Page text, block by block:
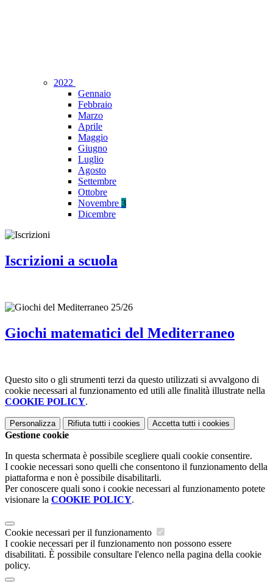
2022
Gennaio
Febbraio
Marzo
Aprile
Maggio
Giugno
Luglio
Agosto
Settembre
Ottobre
Novembre 3
Dicembre
Iscrizioni a scuola
Giochi matematici del Mediterraneo
Questo sito o gli strumenti terzi da questo utilizzati si avvalgono di
cookie necessari al funzionamento ed utili alle finalità illustrate nella
COOKIE POLICY.
Personalizza Rifiuta tutti i cookies Accetta tutti i cookies
Gestione cookie
In questa schermata è possibile scegliere quali cookie consentire.
I cookie necessari sono quelli che consentono il funzionamento della
piattaforma e non è possibile disabilitarli.
Per conoscere quali sono i cookie necessari al funzionamento potete
visionare la COOKIE POLICY.
Cookie necessari per il funzionamento
I cookie necessari per il funzionamento non possono essere
disabilitati. È possibile consultare l'elenco nella pagina della cookie
policy.